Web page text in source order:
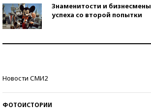
Знаменитости и
успеха со второй попытки
Новости СМИ2
ФОТОИСТОРИИ